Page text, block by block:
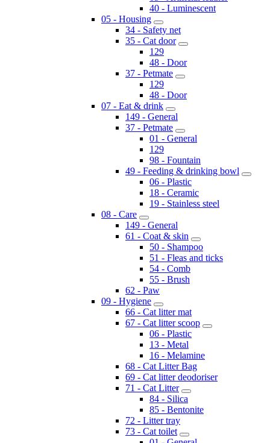
40 - Luminescent
05 - Housing
34 - Safety net
35 - Cat door
129
48 - Door
37 - Petmate
129
48 - Door
07 - Eat & drink
149 - General
37 - Petmate
01 - General
129
98 - Fountain
49 - Feeding & drinking bowl
06 - Plastic
18 - Ceramic
19 - Stainless steel
08 - Care
149 - General
61 - Coat & skin
50 - Shampoo
51 - Fleas and ticks
54 - Comb
55 - Brush
62 - Paw
09 - Hygiene
66 - Cat litter mat
67 - Cat litter scoop
06 - Plastic
13 - Metal
16 - Melamine
68 - Cat Litter Bag
69 - Cat litter deodoriser
71 - Cat Litter
84 - Silica
85 - Bentonite
72 - Litter tray
73 - Cat toilet